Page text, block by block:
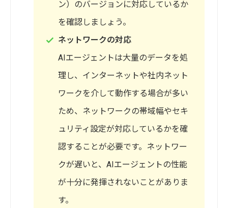
ン）のバージョンに対応しているか
を確認しましょう。
ネットワークの対応
AIエージェントは大量のデータを処
理し、インターネットや社内ネット
ワークを介して動作する場合が多い
ため、ネットワークの帯域幅やセキ
ュリティ設定が対応しているかを確
認することが必要です。ネットワー
クが遅いと、AIエージェントの性能
が十分に発揮されないことがありま
す。